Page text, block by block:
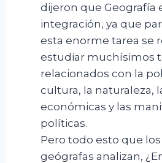
dijeron que Geografía
integración, ya que
esta enorme tarea se
estudiar muchísimos
relacionados con la
cultura, la naturaleza,
económicas y las
políticas.
Pero todo esto que
geógrafas analizan,